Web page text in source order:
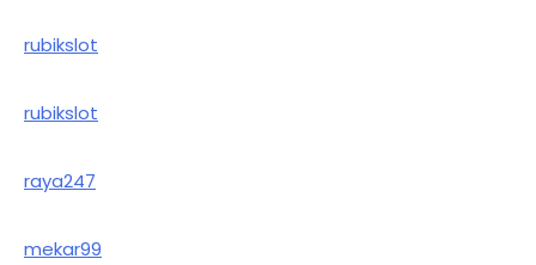
rubikslot
rubikslot
raya247
mekar99